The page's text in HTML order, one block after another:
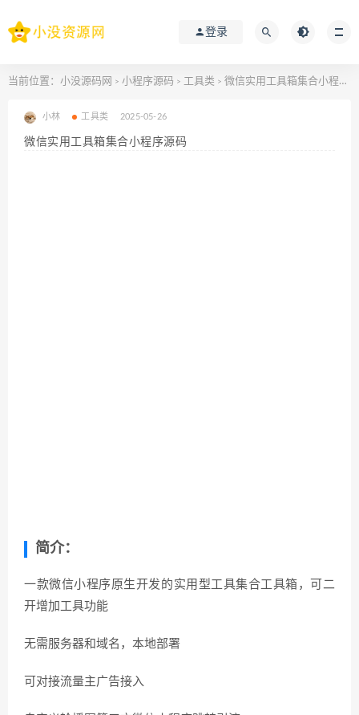
登录
当前位置： 小没源码网 > 小程序源码 > 工具类 > 微信实用工具箱集合小程序源码
小林 工具类 2025-05-26
微信实用工具箱集合小程序源码
简介：
一款微信小程序原生开发的实用型工具集合工具箱，可二
开增加工具功能
无需服务器和域名，本地部署
可对接流量主广告接入